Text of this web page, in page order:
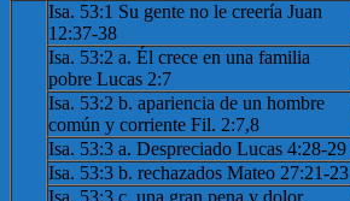
Isa. 53:1 Su gente no le creería Juan
12:37-38
Isa. 53:2 a. Él crece en una familia
pobre Lucas 2:7
Isa. 53:2 b. apariencia de un hombre
común y corriente Fil. 2:7,8
Isa. 53:3 a. Despreciado Lucas 4:28-29
Isa. 53:3 b. rechazados Mateo 27:21-23